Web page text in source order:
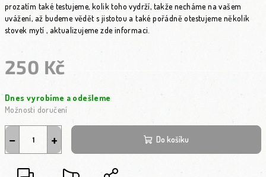
prozatím také testujeme, kolik toho vydrží, takže necháme na vašem
uvážení, až budeme vědět s jistotou a také pořádně otestujeme několik
stovek mytí , aktualizujeme zde informaci.
250 Kč
Dnes vyrobíme a odešleme
Možnosti doručení
+
− Do košíku